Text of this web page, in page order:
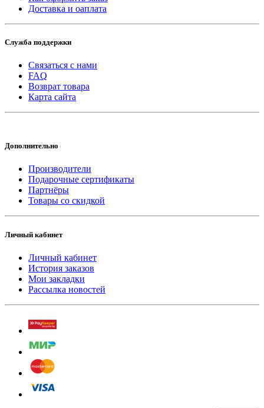
Доставка и оаплата
Служба поддержки
Связаться с нами
FAQ
Возврат товара
Карта сайта
Дополнительно
Производители
Подарочные сертификаты
Партнёры
Товары со скидкой
Личный кабинет
Личный кабинет
История заказов
Мои закладки
Рассылка новостей